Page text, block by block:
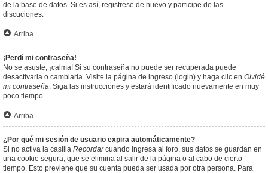
de la base de datos. Si es así, registrese de nuevo y participe de las
discuciones.
Arriba
¡Perdí mi contraseña!
No se asuste, ¡calma! Si su contraseña no puede ser recuperada puede
desactivarla o cambiarla. Visite la página de ingreso (login) y haga clic en Olvidé
mi contraseña. Siga las instrucciones y estará identificado nuevamente en muy
poco tiempo.
Arriba
¿Por qué mi sesión de usuario expira automáticamente?
Si no activa la casilla Recordarcuando ingresa al foro, sus datos se guardan en
una cookie segura, que se elimina al salir de la página o al cabo de cierto
tiempo. Esto previene que su cuenta pueda ser usada por otra persona. Para